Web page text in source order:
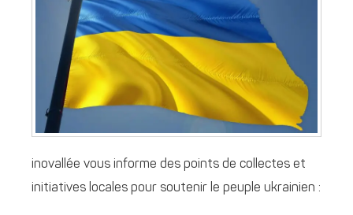
inovallée vous informe des points de collectes et
initiatives locales pour soutenir le peuple ukrainien :